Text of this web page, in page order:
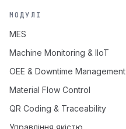
МОДУЛІ
MES
Machine Monitoring & IIoT
OEE & Downtime Management
Material Flow Control
QR Coding & Traceability
Управління якістю